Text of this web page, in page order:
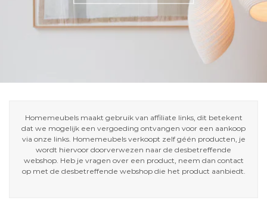
Homemeubels maakt gebruik van affiliate links, dit betekent
dat we mogelijk een vergoeding ontvangen voor een aankoop
via onze links. Homemeubels verkoopt zelf géén producten, je
wordt hiervoor doorverwezen naar de desbetreffende
webshop. Heb je vragen over een product, neem dan contact
op met de desbetreffende webshop die het product aanbiedt.